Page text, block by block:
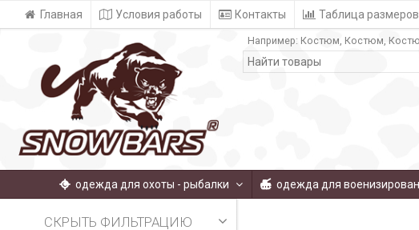
Главная Условия работы Контакты Таблица размеров
Например: Костюм Костюм
одежда для охоты - рыбалки одежда для
СКРЫТЬ ФИЛЬТРАЦИЮ